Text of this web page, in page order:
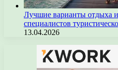
Лучшие варианты отдыха
специалистов
13.04.2026